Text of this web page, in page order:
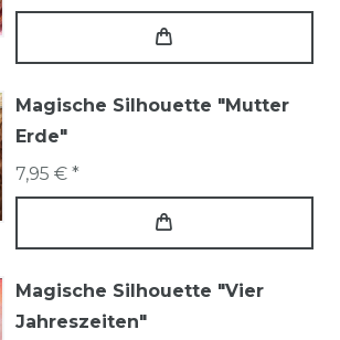
Magische Silhouette "Mutter
Erde"
7,95 € *
Magische Silhouette "Vier
Jahreszeiten"